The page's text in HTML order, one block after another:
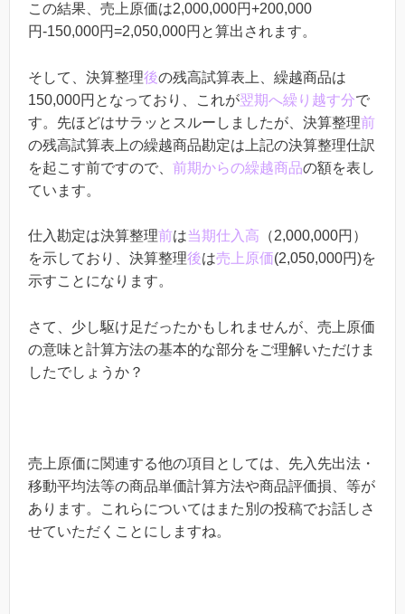
この結果、売上原価は2,000,000円+200,000
円-150,000円=2,050,000円と算出されます。
そして、決算整理後の残高試算表上、繰越商品は
150,000円となっており、これが翌期へ繰り越す分で
す。先ほどはサラッとスルーしましたが、決算整理前
の残高試算表上の繰越商品勘定は上記の決算整理仕訳
を起こす前ですので、 前期からの繰越商品の額を表し
ています。
仕入勘定は決算整理前は当期仕入高 （2,000,000円）
を示しており、決算整理後は売上原価(2,050,000円)を
示すことになります。
さて、少し駆け足だったかもしれませんが、売上原価
の意味と計算方法の基本的な部分をご理解いただけま
したでしょうか？
売上原価に関連する他の項目としては、先入先出法・
移動平均法等の商品単価計算方法や商品評価損、等が
あります。これらについてはまた別の投稿でお話しさ
せていただくことにしますね。